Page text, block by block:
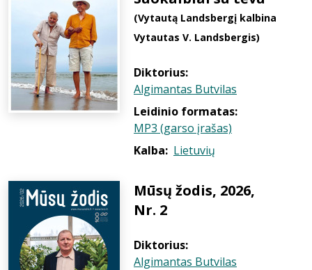
(Vytautą Landsbergį kalbina
Vytautas V. Landsbergis)
Diktorius:
Algimantas Butvilas
Leidinio formatas:
MP3 (garso įrašas)
Kalba: Lietuvių
Mūsų žodis, 2026,
Nr. 2
Diktorius:
Algimantas Butvilas